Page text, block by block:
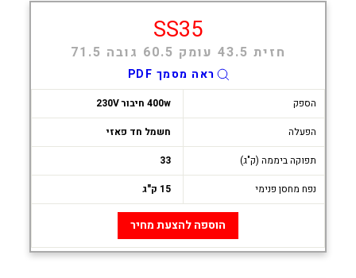
SS35
חזית 43.5 עומק 60.5 גובה 71.5
ראה מסמך PDF
הספק
400w חיבור 230V
הפעלה
חשמל חד פאזי
תפוקה ביממה (ק"ג)
33
נפח מחסן פנימי
15 ק"ג
הוספה להצעת מחיר